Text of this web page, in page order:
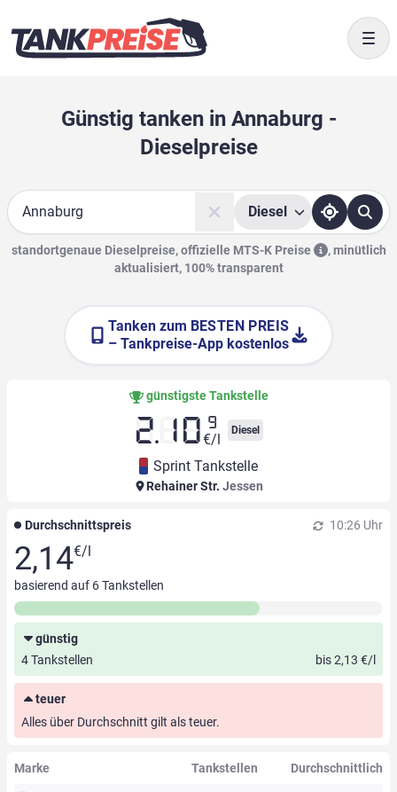
Günstig tanken in Annaburg -
Dieselpreise
Suche
Diesel
standortgenaue Dieselpreise, offizielle MTS-K Preise ,minütlich
aktualisiert, 100% transparent
Tanken zum BESTEN PREIS
– Tankpreise-App kostenlos
günstigste Tankstelle
2.10 9
€/l
Diesel
Sprint Tankstelle
Rehainer Str. Jessen
Durchschnittspreis 10:26 Uhr
2,14€/l
basierend auf 6Tankstellen
günstig
4 Tankstellen
bis 2,13 €/l
teuer
Alles über Durchschnitt gilt als teuer.
Marke Tankstellen Durchschnittlich